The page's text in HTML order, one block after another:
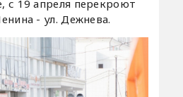
с 19 апреля перекроют
- ул. Дежнева.